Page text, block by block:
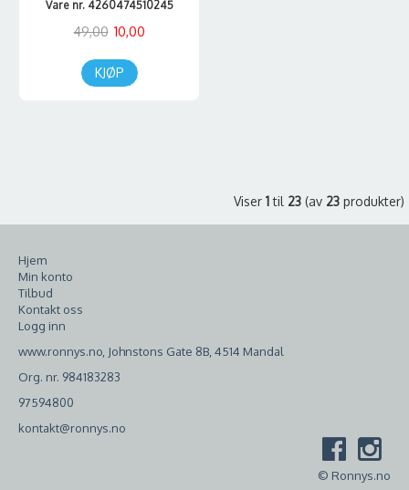
Vare nr. 4260474510245
49,00 10,00
KJØP
Viser 1til 23 (av 23 produkter)
Hjem
Min konto
Tilbud
Kontakt oss
Logg inn
www.ronnys.no, Johnstons Gate 8B, 4514 Mandal
Org. nr. 984183283
97594800
kontakt@ronnys.no
© Ronnys.no